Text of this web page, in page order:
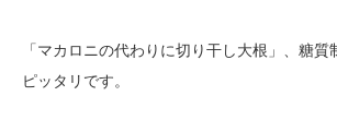
「マカロニの代わりに切り干し大根」、糖質
ピッタリです。